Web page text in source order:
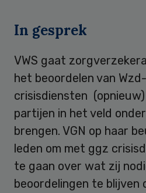
In gesprek
VWS gaat
het beoordelen van
crisisdiensten
partijen in het veld
brengen. VGN op haar
leden om met ggz
te gaan over wat zij
beoordelingen te blijven